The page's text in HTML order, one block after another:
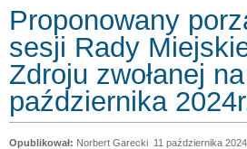
Proponowany
sesji Rady
Zdroju zwołanej
października
Norbert Garecki 11 października 2024